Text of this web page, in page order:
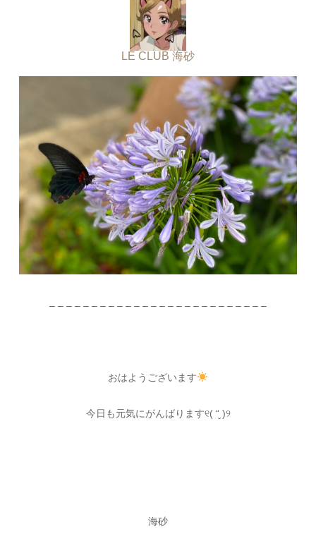
LE CLUB 海砂
– – – – – – – – – – – – – – – – – – – – – – – – – –
おはようございます
今日も元気にがんばります୧( “̮ )୨
海砂